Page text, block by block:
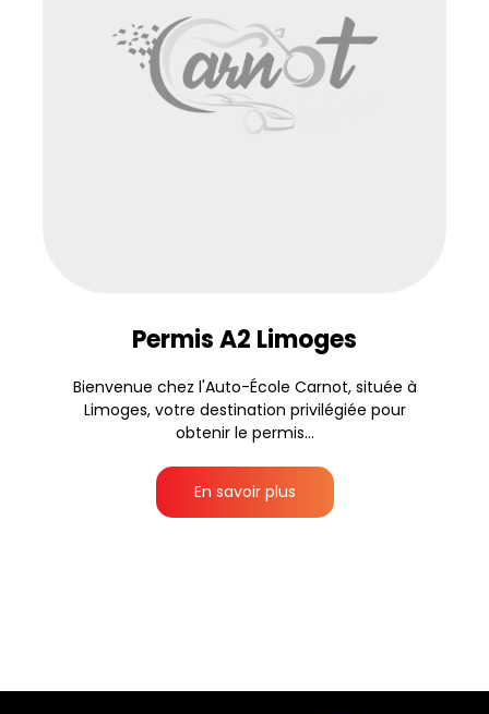
Permis A2 Limoges
Bienvenue chez l'Auto-École Carnot, située à
Limoges, votre destination privilégiée pour
obtenir le permis...
En savoir plus